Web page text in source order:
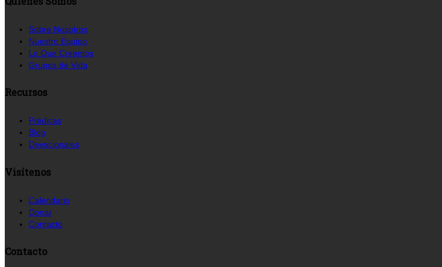
Sobre Nosotros
Nuestro Equipo
Lo Que Creemos
Grupos de Vida
Recursos
Prédicas
Blog
Devocionales
Visítenos
Calendario
Donar
Contacto
Contacto